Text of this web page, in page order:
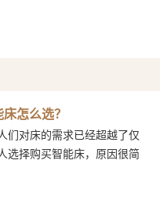
怎么选？
床的需求已经超越了仅
选择购买智能床，原因很简